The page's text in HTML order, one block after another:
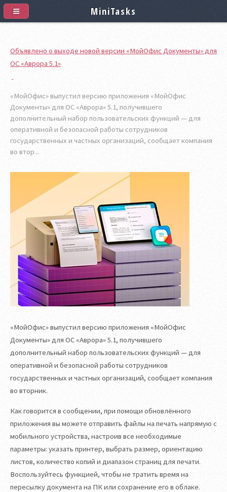
Объявлено о выходе новой версии «МойОфис Документы» для
ОС «Аврора 5.1»
«МойОфис» выпустил версию приложения «МойОфис
Документы» для ОС «Аврора» 5.1, получившего
дополнительный набор пользовательских функций — для
оперативной и безопасной работы сотрудников
государственных и частных организаций, сообщает компания
во втор...
«МойОфис» выпустил версию приложения «МойОфис
Документы» для ОС «Аврора» 5.1, получившего
дополнительный набор пользовательских функций — для
оперативной и безопасной работы сотрудников
государственных и частных организаций, сообщает компания
во вторник.
Как говорится в сообщении, при помощи обновлённого
приложения вы можете отправить файлы на печать напрямую с
мобильного устройства, настроив все необходимые
параметры: указать принтер, выбрать размер, ориентацию
листов, количество копий и диапазон страниц для печати.
Воспользуйтесь функцией, чтобы не тратить время на
пересылку документа на ПК или сохранение его в облаке.
MiniTasks